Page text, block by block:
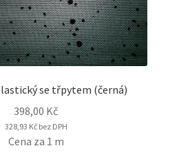
se třpytem (černá)
398,00 Kč
328,93 Kčbez DPH
Cena za 1 m